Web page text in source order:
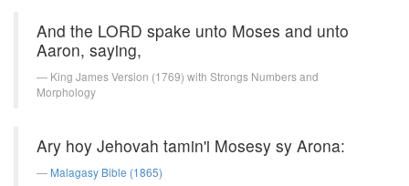
And the LORD spake unto Moses and unto
Aaron, saying,
King James Version (1769) with Strongs Numbers and
Morphology
Ary hoy Jehovah tamin'i Mosesy sy Arona:
Malagasy Bible (1865)